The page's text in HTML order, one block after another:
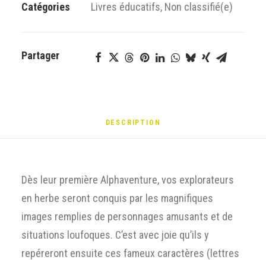
Catégories Livres éducatifs, Non classifié(e)
Partager
DESCRIPTION
Dès leur première Alphaventure, vos explorateurs
en herbe seront conquis par les magnifiques
images remplies de personnages amusants et de
situations loufoques. C’est avec joie qu’ils y
repéreront ensuite ces fameux caractères (lettres